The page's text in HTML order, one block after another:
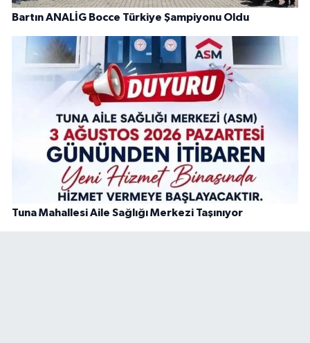
Bartın ANALİG Bocce Türkiye Şampiyonu Oldu
Tuna Mahallesi Aile Sağlığı Merkezi Taşınıyor